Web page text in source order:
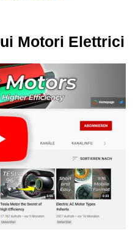
Motori Elettrici